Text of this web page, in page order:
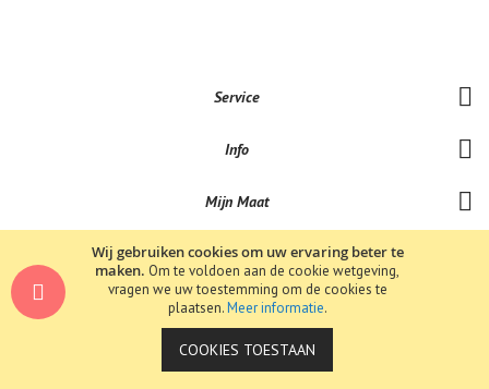
Wij gebruiken cookies om uw ervaring beter te
maken. Om te voldoen aan de cookie wetgeving,
vragen we uw toestemming om de cookies te
plaatsen. Meer informatie.
COOKIES TOESTAAN
Service
Info
Mijn Maat
Copyright © 2019-Bene-Lux Jewels . All rights reserved.